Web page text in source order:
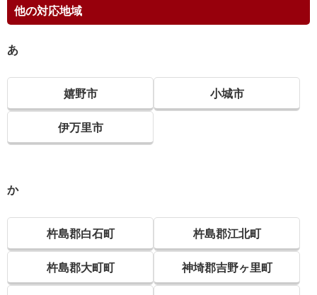
他の対応地域
あ
嬉野市 小城市
伊万里市
か
杵島郡白石町 杵島郡江北町
杵島郡大町町 神埼郡吉野ヶ里町